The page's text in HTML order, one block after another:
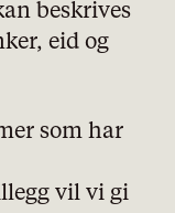
beskrives
eid og
som har
vil vi gi